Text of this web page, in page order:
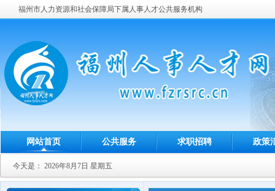
福州市人力资源和社会保障局下属人事人才公共服务机构
网站首页 公共服务 求职招聘 政策
今天是： 2026年8月7日 星期五